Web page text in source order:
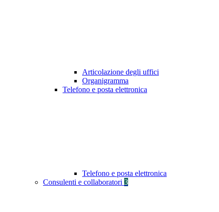
Articolazione degli uffici
Organigramma
Telefono e posta elettronica
Telefono e posta elettronica
Consulenti e collaboratori 3